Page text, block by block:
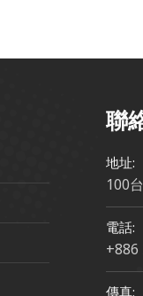
聯
地址:
100
電話:
+886
傳真: